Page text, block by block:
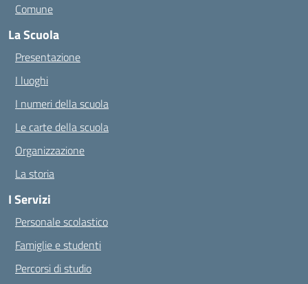
Comune
La Scuola
Presentazione
I luoghi
I numeri della scuola
Le carte della scuola
Organizzazione
La storia
I Servizi
Personale scolastico
Famiglie e studenti
Percorsi di studio